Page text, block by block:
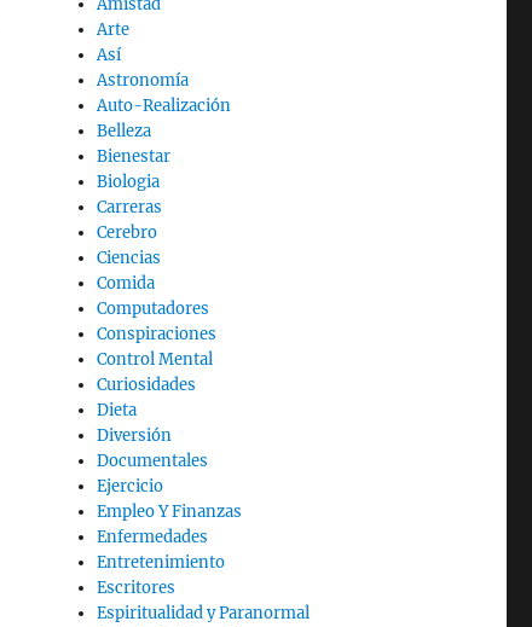
Amistad
Arte
Así
Astronomía
Auto-Realización
Belleza
Bienestar
Biologia
Carreras
Cerebro
Ciencias
Comida
Computadores
Conspiraciones
Control Mental
Curiosidades
Dieta
Diversión
Documentales
Ejercicio
Empleo Y Finanzas
Enfermedades
Entretenimiento
Escritores
Espiritualidad y Paranormal